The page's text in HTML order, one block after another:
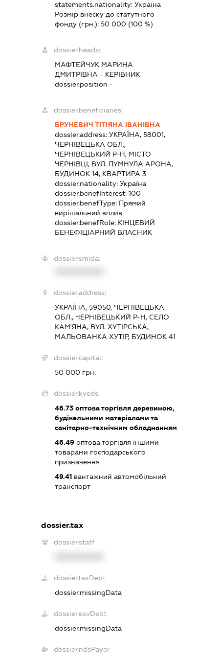
statements.nationality:Україна
Розмір внеску до статутного
фонду (грн.):50 000 (100 %)
dossier.heads:
МАФТЕЙЧУК МАРИНА
ДМИТРІВНА - КЕРІВНИК
dossier.position -
dossier.beneficiaries:
БРУНЕВИЧ ТІТІЯНА ІВАНІВНА
dossier.address:УКРАЇНА, 58001,
ЧЕРНІВЕЦЬКА ОБЛ.,
ЧЕРНІВЕЦЬКИЙ Р-Н, МІСТО
ЧЕРНІВЦІ, ВУЛ. ПУМНУЛА АРОНА,
БУДИНОК 14, КВАРТИРА 3
dossier.nationality:Україна
dossier.benefInterest:100
dossier.benefType: Прямий
вирішальний вплив
dossier.benefRole: КІНЦЕВИЙ
БЕНЕФІЦІАРНИЙ ВЛАСНИК
dossier.smida:
dossier.address:
УКРАЇНА, 59050, ЧЕРНІВЕЦЬКА
ОБЛ., ЧЕРНІВЕЦЬКИЙ Р-Н, СЕЛО
КАМ'ЯНА, ВУЛ. ХУТІРСЬКА,
МАЛЬОВАНКА ХУТІР, БУДИНОК 41
dossier.capital:
50 000 грн.
dossier.kveds:
46.73 оптова торгівля деревиною,
будівельними матеріалами та
санітарно-технічним обладнанням
46.49 оптова торгівля іншими
товарами господарського
призначення
49.41 вантажний автомобільний
транспорт
dossier.tax
dossier.staff
dossier.taxDebt
dossier.missingData
dossier.esvDebt
dossier.missingData
dossier.ndsPayer